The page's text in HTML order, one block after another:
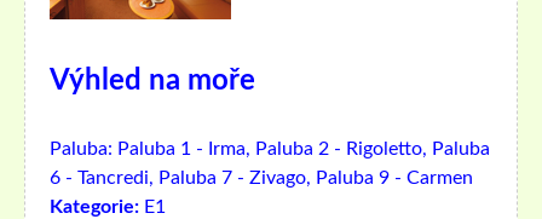
Výhled na moře
Paluba: Paluba 1 - Irma, Paluba 2 - Rigoletto, Paluba
6 - Tancredi, Paluba 7 - Zivago, Paluba 9 - Carmen
Kategorie: E1